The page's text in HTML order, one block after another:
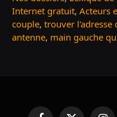
Internet gratuit, Acteurs
couple, trouver l'adresse
antenne, main gauche